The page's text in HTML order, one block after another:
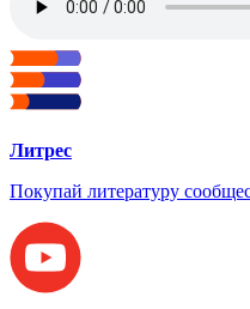
Литрес
Покупай литературу